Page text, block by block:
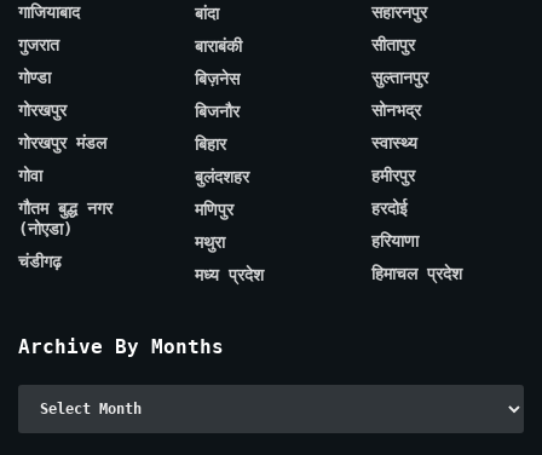
गाजियाबाद
गुजरात
गोण्डा
गोरखपुर
गोरखपुर मंडल
गोवा
गौतम बुद्ध नगर
(नोएडा)
चंडीगढ़
बांदा
बाराबंकी
बिज़नेस
बिजनौर
बिहार
बुलंदशहर
मणिपुर
मथुरा
मध्य प्रदेश
सहारनपुर
सीतापुर
सुल्तानपुर
सोनभद्र
स्वास्थ्य
हमीरपुर
हरदोई
हरियाणा
हिमाचल प्रदेश
Archive By Months